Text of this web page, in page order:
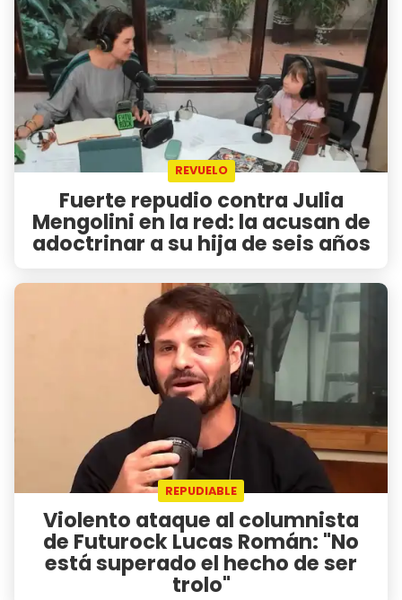
REVUELO
Fuerte repudio contra Julia
Mengolini en la red: la acusan de
adoctrinar a su hija de seis años
REPUDIABLE
Violento ataque al columnista
de Futurock Lucas Román: "No
está superado el hecho de ser
trolo"